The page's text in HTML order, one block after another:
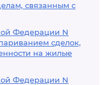
связанным с
Федерации N
сделок,
на жилые
Федерации N